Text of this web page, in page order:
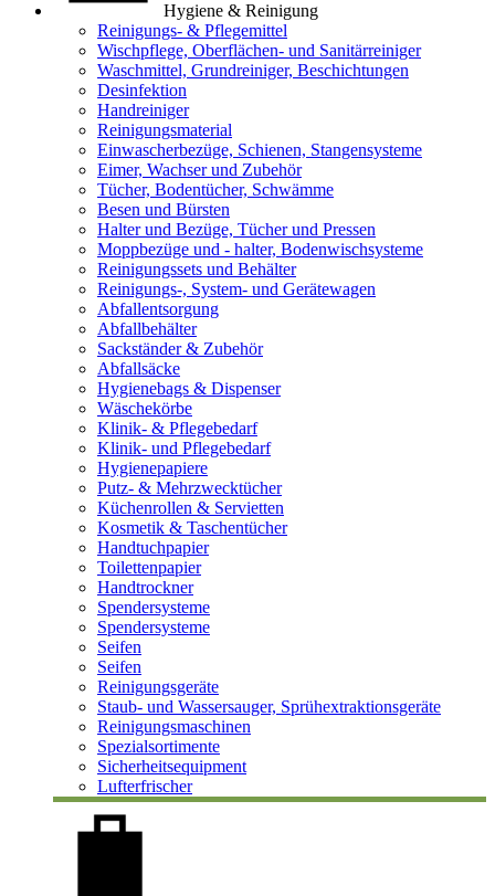
Hygiene & Reinigung
Reinigungs- & Pflegemittel
Wischpflege, Oberflächen- und Sanitärreiniger
Waschmittel, Grundreiniger, Beschichtungen
Desinfektion
Handreiniger
Reinigungsmaterial
Einwascherbezüge, Schienen, Stangensysteme
Eimer, Wachser und Zubehör
Tücher, Bodentücher, Schwämme
Besen und Bürsten
Halter und Bezüge, Tücher und Pressen
Moppbezüge und - halter, Bodenwischsysteme
Reinigungssets und Behälter
Reinigungs-, System- und Gerätewagen
Abfallentsorgung
Abfallbehälter
Sackständer & Zubehör
Abfallsäcke
Hygienebags & Dispenser
Wäschekörbe
Klinik- & Pflegebedarf
Klinik- und Pflegebedarf
Hygienepapiere
Putz- & Mehrzwecktücher
Küchenrollen & Servietten
Kosmetik & Taschentücher
Handtuchpapier
Toilettenpapier
Handtrockner
Spendersysteme
Spendersysteme
Seifen
Seifen
Reinigungsgeräte
Staub- und Wassersauger, Sprühextraktionsgeräte
Reinigungsmaschinen
Spezialsortimente
Sicherheitsequipment
Lufterfrischer